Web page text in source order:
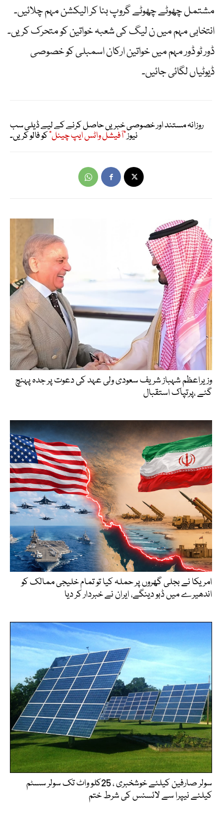
مشتمل چھوٹے چھوٹے گروپ بنا کر الیکشن مہم چلائیں۔
انتخابی مہم میں ن لیگ کی شعبہ خواتین کو متحرک کریں۔
ڈور ٹو ڈور مہم میں خواتین ارکان اسمبلی کو خصوصی
ڈیوٹیاں لگائی جائیں۔
روزانہ مستند اور خصوصی خبریں حاصل کرنے کے لیے ڈیلی سب
نیوز"آفیشل واٹس ایپ چینل"کو فالو کریں۔
وزیراعظم شہباز شریف سعودی ولی عہد کی دعوت پر جدہ پہنچ
گئے ،پرتپاک استقبال
امریکا نے بجلی گھروں پر حملہ کیا تو تمام خلیجی ممالک کو
اندھیرے میں ڈبو دینگے، ایران نے خبردار کر دیا
سولر صارفین کیلئے خوشخبری ، 25کلو واٹ تک سولر سسٹم
کیلئے نیپرا سے لائسنس کی شرط ختم